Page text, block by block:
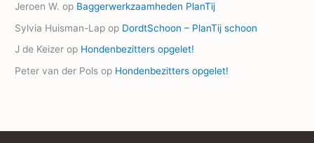
Jeroen W. op Baggerwerkzaamheden PlanTij
Sylvia Huisman-Lap op DordtSchoon – PlanTij schoon
J de Keizer op Hondenbezitters opgelet!
Peter van der Pols op Hondenbezitters opgelet!